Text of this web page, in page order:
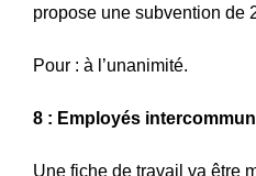
propose une subvention de
Pour : à l’unanimité.
8 : Employés
Une fiche de travail va être